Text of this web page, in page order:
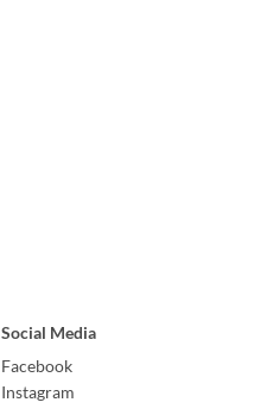
Social Media
Facebook
Instagram